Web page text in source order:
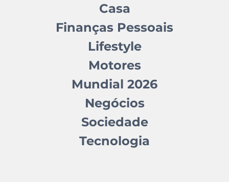
Casa
Finanças Pessoais
Lifestyle
Motores
Mundial 2026
Negócios
Sociedade
Tecnologia